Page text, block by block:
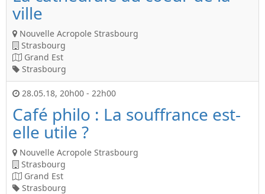
ville
Nouvelle Acropole Strasbourg
Strasbourg
Grand Est
Strasbourg
28.05.18, 20h00 - 22h00
Café philo : La souffrance est-
elle utile ?
Nouvelle Acropole Strasbourg
Strasbourg
Grand Est
Strasbourg